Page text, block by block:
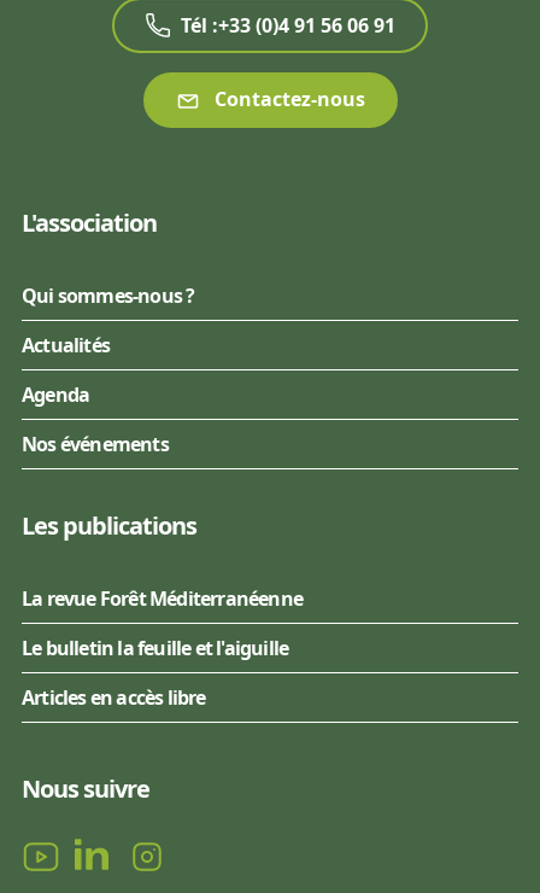
Tél :+33 (0)4 91 56 06 91
Contactez-nous
L'association
Qui sommes-nous ?
Actualités
Agenda
Nos événements
Les publications
La revue Forêt Méditerranéenne
Le bulletin la feuille et l'aiguille
Articles en accès libre
Nous suivre